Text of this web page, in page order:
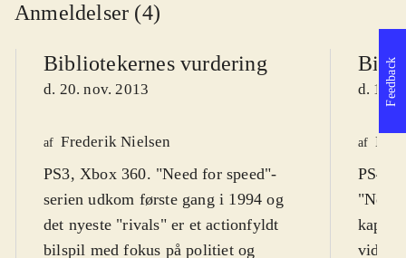
Anmeldelser (4)
Bibliotekernes vurdering
d. 20. nov. 2013
af Frederik Nielsen
PS3, Xbox 360. "Need for speed"-
serien udkom første gang i 1994 og
det nyeste "rivals" er et actionfyldt
bilspil med fokus på politiet og
d. 17.
af
PS4,
"Need
videre
Feedback